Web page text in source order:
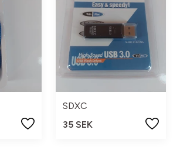
SDXC
35 SEK